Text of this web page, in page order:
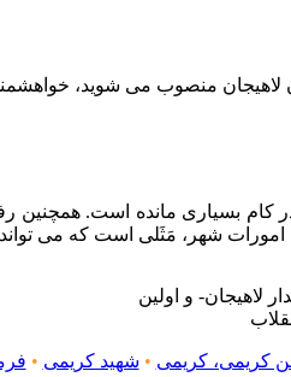
بسیاری مانده است. همچنین
لاهیجان- و اولین
کریمی، کریمی • شهید کریمی •